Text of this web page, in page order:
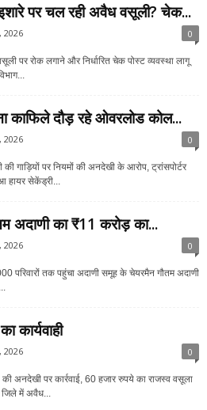
पर चल रही अवैध वसूली? चेक...
2026 0
पर रोक लगाने और निर्धारित चेक पोस्ट व्यवस्था लागू
काफिले दौड़ रहे ओवरलोड कोल...
2026 0
की गाड़ियों पर नियमों की अनदेखी के आरोप, ट्रांसपोर्टर
हायर सेकेंड्री...
अदाणी का ₹11 करोड़ का...
2026 0
परिवारों तक पहुंचा अदाणी समूह के चेयरमैन गौतम अदाणी
कार्यवाही
2026 0
अनदेखी पर कार्रवाई, 60 हजार रुपये का राजस्व वसूला
जिले में अवैध...